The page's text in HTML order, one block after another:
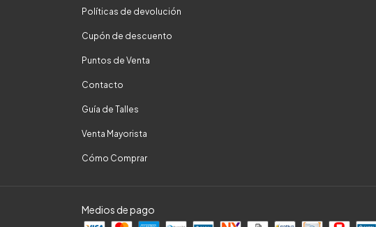
Políticas de devolución
Cupón de descuento
Puntos de Venta
Contacto
Guía de Talles
Venta Mayorista
Cómo Comprar
Medios de pago